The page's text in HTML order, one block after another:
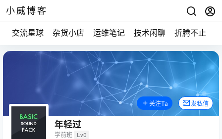
小威博客
交流星球 杂货小店 运维笔记 技术闲聊 折腾不止
年轻过
学前班 Lv0
关注Ta 发私信